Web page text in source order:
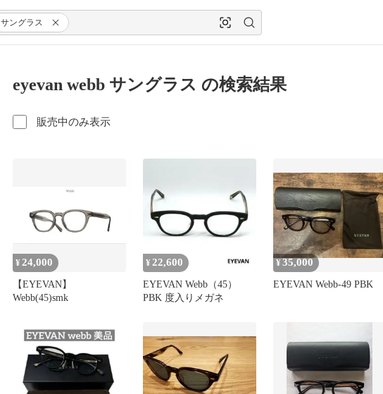
サングラス
eyevan webb サングラス の検索結果
販売中のみ表示
¥ 24,000
【EYEVAN】
Webb(45)smk
¥ 22,600
EYEVAN Webb（45）
PBK 度入りメガネ
¥35,000
EYEVAN Webb-49 PBK